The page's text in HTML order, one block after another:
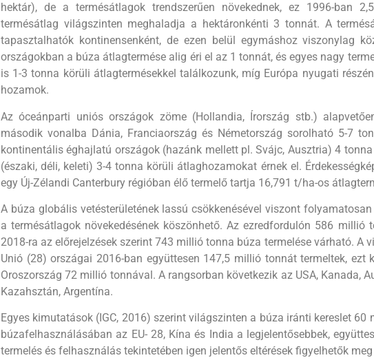
hektár), de a termésátlagok trendszerűen növekednek, ez 1996-ban
termésátlag világszinten meghaladja a hektáronkénti 3 ton­nát. A
tapasztalhatók kontinensenként, de ezen belül egymáshoz viszonylag
országok­ban a búza átlagtermése alig éri el az 1 tonnát, és egyes nagy
is 1-3 tonna körüli átlagtermé­sekkel találkozunk, míg Európa nyu­gati
hozamok.
Az óceánparti uniós országok zöme (Hollandia, Írország stb.)
második vonalba Dánia, Fran­ciaország és Németország sorolható 5-7
kontinentális éghajlatú országok (hazánk mellett pl. Svájc, Ausztria) 4
(északi, déli, keleti) 3-4 tonna körüli átlaghozamokat érnek el.
egy Új-Zélandi Canterbury régióban élő termelő tartja 16,791 t/ha-os
A búza globális vetésterületének las­sú csökkenésével viszont
a termésátlagok növeke­désének köszönhető. Az ezredfor­dulón 586 millió
2018-ra az előrejelzések szerint 743 millió tonna búza termelése várható. A
Unió (28) országai 2016-ban együt­tesen 147,5 millió tonnát termeltek,
Oroszország 72 millió ton­nával. A rangsorban következik az USA, Kanada,
Kazahsztán, Argentína.
Egyes kimutatások (IGC, 2016) szerint világszinten a búza iránti kereslet
búzafelhasználásában az EU- 28, Kína és India a legjelentősebbek,
termelés és felhasználás tekintetében igen jelentős eltérések figyelhetők